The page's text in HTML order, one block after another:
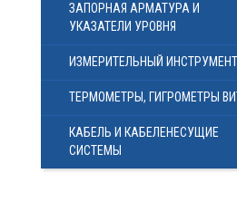
ЗАПОРНАЯ АРМАТУРА И
УКАЗАТЕЛИ УРОВНЯ
ИЗМЕРИТЕЛЬНЫЙ ИНСТРУМЕНТ
ТЕРМОМЕТРЫ, ГИГРОМЕТРЫ
КАБЕЛЬ И КАБЕЛЕНЕСУЩИЕ
СИСТЕМЫ